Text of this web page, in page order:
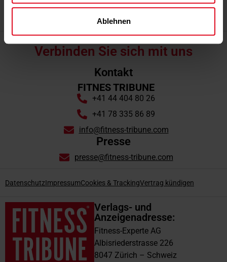
Ablehnen
Verlags- und
Anzeigenadresse:
Fitness-Experte AG
Albisriederstrasse 226
8047 Zürich – Schweiz
Kontakt
Kontakt
FITNES TRIBUNE
+41 44 404 80 26
+41 78 335 86 89
info@fitness-tribune.com
Presse
presse@fitness-tribune.com
Verbinden Sie sich mit uns
DatenschutzImpressumCookies & TrackingVertrag kündigen